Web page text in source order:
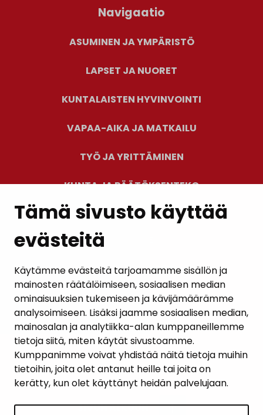
Tämä sivusto käyttää
evästeitä
Käytämme evästeitä tarjoamamme sisällön ja
mainosten räätälöimiseen, sosiaalisen median
ominaisuuksien tukemiseen ja kävijämäärämme
analysoimiseen. Lisäksi jaamme sosiaalisen median,
mainosalan ja analytiikka-alan kumppaneillemme
tietoja siitä, miten käytät sivustoamme.
Kumppanimme voivat yhdistää näitä tietoja muihin
tietoihin, joita olet antanut heille tai joita on
kerätty, kun olet käyttänyt heidän palvelujaan.
Navigaatio
ASUMINEN JA YMPÄRISTÖ
LAPSET JA NUORET
KUNTALAISTEN HYVINVOINTI
VAPAA-AIKA JA MATKAILU
TYÖ JA YRITTÄMINEN
KUNTA JA PÄÄTÖKSENTEKO
AJANKOHTAISET
YHTEYSTIEDOT
KARTTAPALVELU
SIVUN ALKUUN